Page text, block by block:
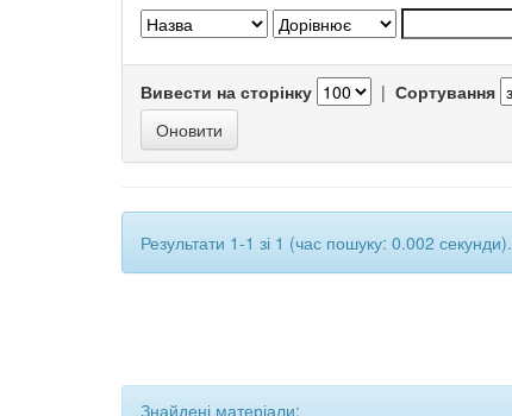
Вивести на сторінку | Сортування
Результати 1-1 зі 1 (час пошуку: 0.002 секунди).
Знайдені матеріали: